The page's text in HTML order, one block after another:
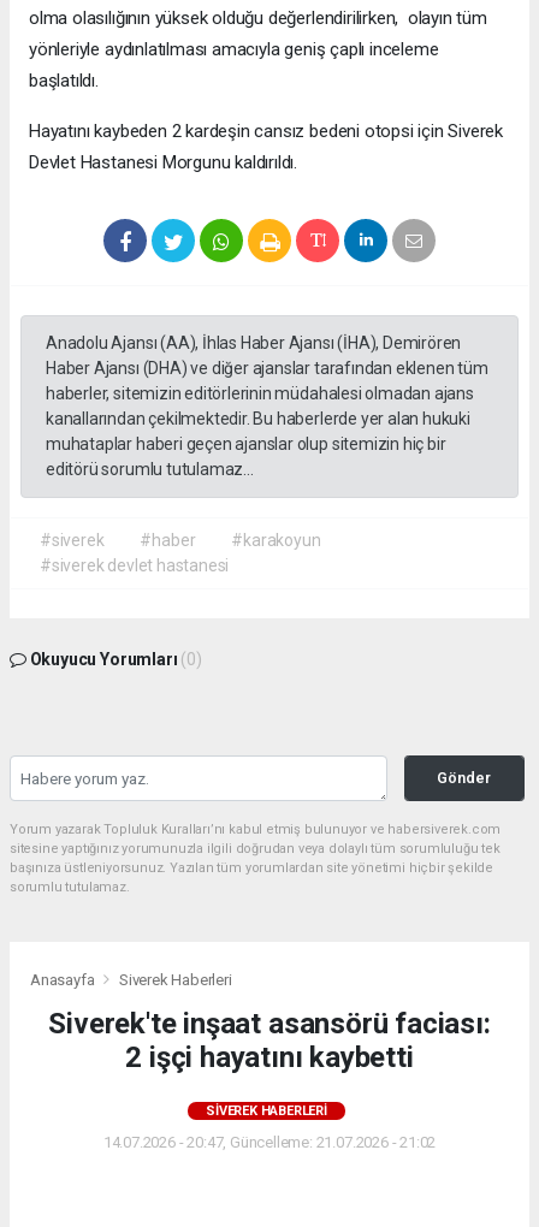
olma olasılığının yüksek olduğu değerlendirilirken, olayın tüm
yönleriyle aydınlatılması amacıyla geniş çaplı inceleme
başlatıldı.
Hayatını kaybeden 2 kardeşin cansız bedeni otopsi için Siverek
Devlet Hastanesi Morgunu kaldırıldı.
Anadolu Ajansı (AA), İhlas Haber Ajansı (İHA), Demirören
Haber Ajansı (DHA) ve diğer ajanslar tarafından eklenen tüm
haberler, sitemizin editörlerinin müdahalesi olmadan ajans
kanallarından çekilmektedir. Bu haberlerde yer alan hukuki
muhataplar haberi geçen ajanslar olup sitemizin hiç bir
editörü sorumlu tutulamaz...
#siverek #haber
#karakoyun
#siverek devlet hastanesi
Okuyucu Yorumları (0)
Gönder
Yorum yazarak Topluluk Kuralları’nı kabul etmiş bulunuyor ve habersiverek.com
sitesine yaptığınız yorumunuzla ilgili doğrudan veya dolaylı tüm sorumluluğu tek
başınıza üstleniyorsunuz. Yazılan tüm yorumlardan site yönetimi hiçbir şekilde
sorumlu tutulamaz.
Anasayfa Siverek Haberleri
Siverek'te inşaat asansörü faciası:
2 işçi hayatını kaybetti
SIVEREK HABERLERI
14.07.2026 - 20:47, Güncelleme: 21.07.2026 - 21:02